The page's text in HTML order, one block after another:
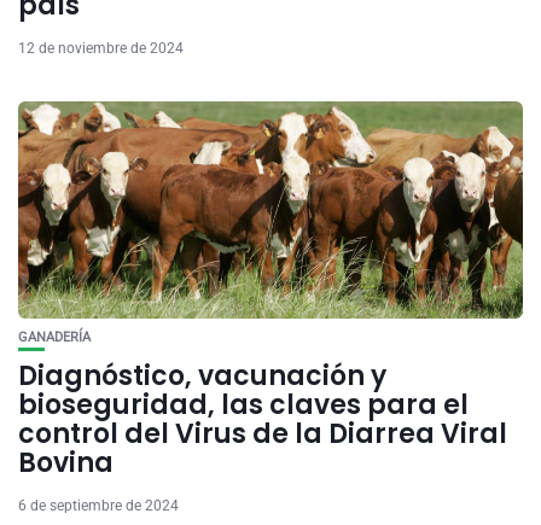
12 de noviembre de 2024
GANADERÍA
Diagnóstico, vacunación y
bioseguridad, las claves para el
control del Virus de la Diarrea Viral
Bovina
6 de septiembre de 2024